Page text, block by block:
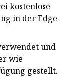
kostenlose
in der Edge-
und
wie
gestellt.